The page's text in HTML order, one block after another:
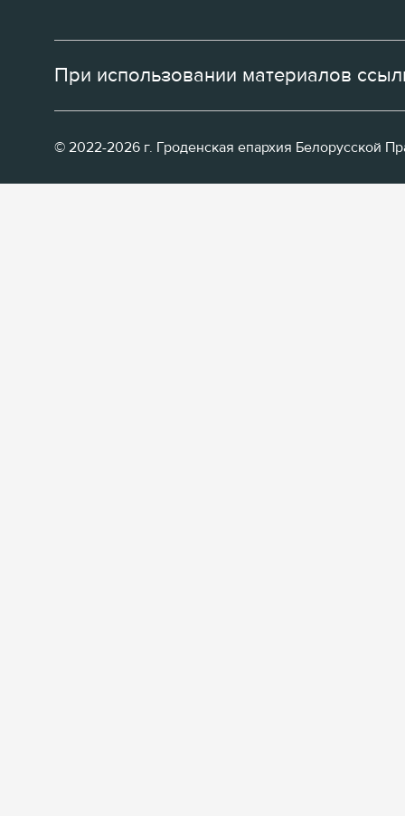
При использовании материалов
© 2022-2026 г. Гроденская епархия Белорусской